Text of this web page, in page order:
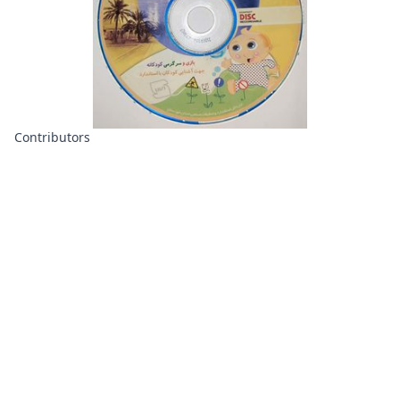
Contributors